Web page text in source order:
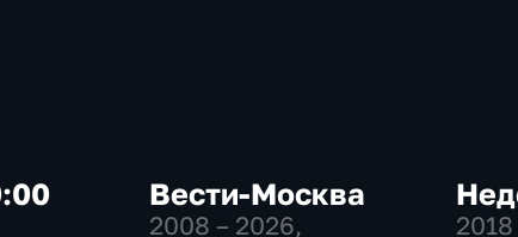
Вести-Москва
2008 – 2026,